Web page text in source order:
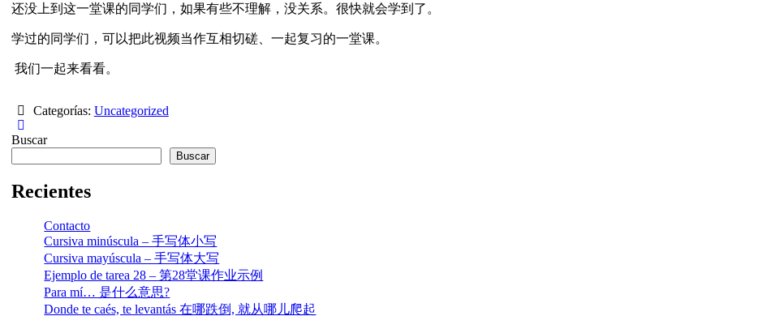
还没上到这一堂课的同学们，如果有些不理解，没关系。很快就会学到了。
学过的同学们，可以把此视频当作互相切磋、一起复习的一堂课。
我们一起来看看。
Categorías: Uncategorized
Buscar
Buscar
Recientes
Contacto
Cursiva minúscula – 手写体小写
Cursiva mayúscula – 手写体大写
Ejemplo de tarea 28 – 第28堂课作业示例
Para mí… 是什么意思?
Donde te caés, te levantás 在哪跌倒, 就从哪儿爬起